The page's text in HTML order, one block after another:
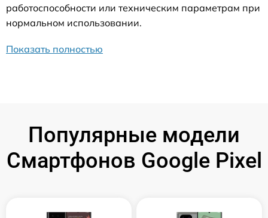
работоспособности или техническим параметрам при
нормальном использовании.
Показать полностью
Популярные модели
Смартфонов Google Pixel